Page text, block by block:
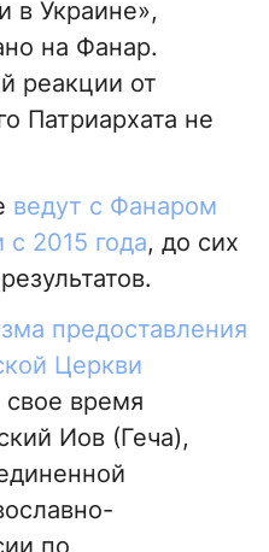
в Украине»,
на Фанар.
реакции от
Патриархата не
ведут с Фанаром
с 2015 года, до сих
предоставления
Церкви
время
Иов (Геча),